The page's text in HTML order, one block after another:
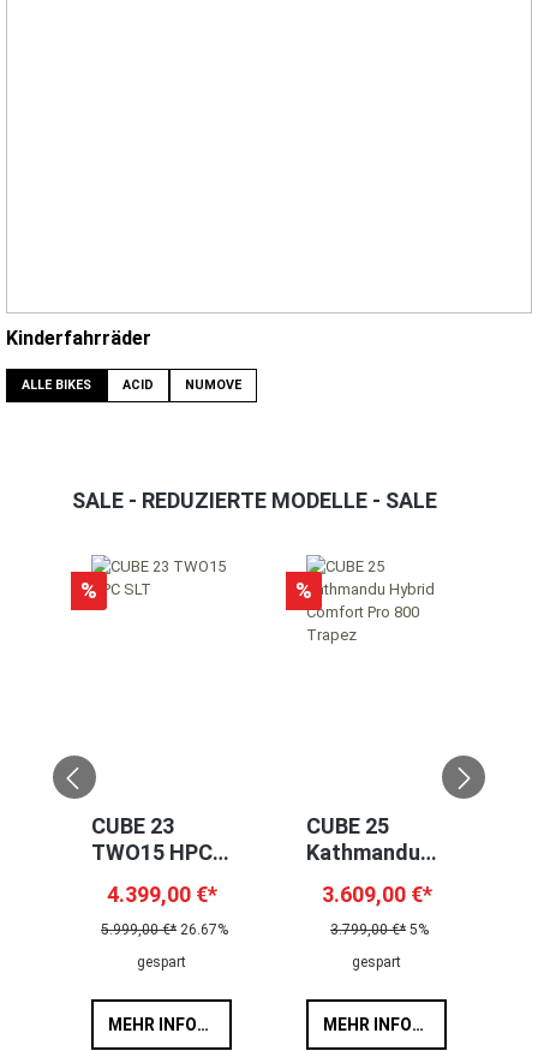
Kinderfahrräder
ALLE BIKES ACID NUMOVE
SALE - REDUZIERTE MODELLE - SALE
%
CUBE 23
TWO15 HPC
4.399,00 €*
5.999,00 €* 26.67%
gespart
MEHR INFORMATIONEN
%
CUBE 25
Kathmandu
Comfort Pro
800 Trapez
3.609,00 €*
3.799,00 €* 5%
gespart
MEHR INFORMATIONEN